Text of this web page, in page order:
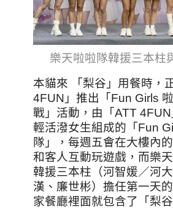
樂天啦啦隊韓援三本柱
本貓來 「梨谷」用餐時，
4FUN」推出「Fun Girls
戰」活動，由「ATT
輕活潑女生組成的「Fun
隊」，每週五會在大樓內
和客人互動玩遊戲，而樂
韓援三本柱（河智媛／河
漢、廉世彬）擔任第一天
家餐廳裡面就包含了「梨谷